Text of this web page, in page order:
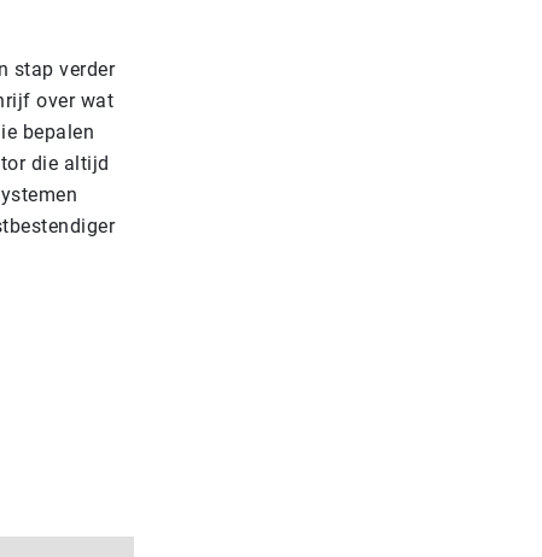
stap verder
over wat
bepalen
die altijd